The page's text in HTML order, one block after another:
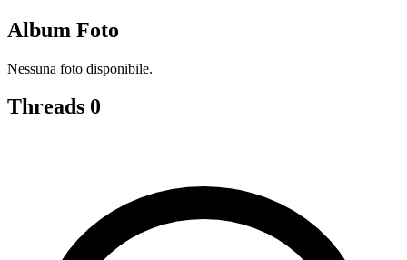
Album Foto
Nessuna foto disponibile.
Threads 0